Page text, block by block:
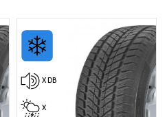
X DB
X